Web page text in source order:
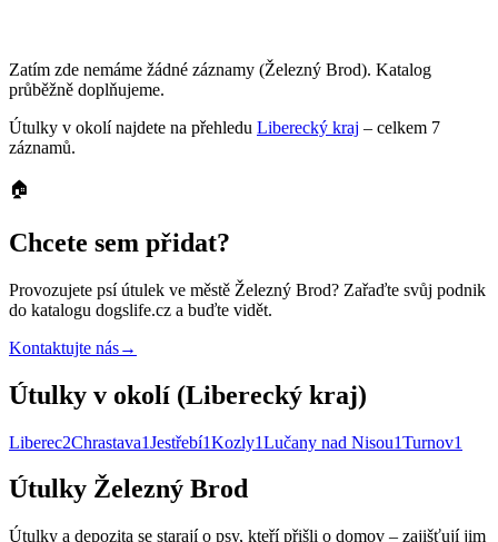
Zatím zde nemáme žádné záznamy (Železný Brod). Katalog
průběžně doplňujeme.
Útulky v okolí najdete na přehledu Liberecký kraj – celkem 7
záznamů.
🏠
Chcete sem přidat?
Provozujete psí útulek ve městě Železný Brod? Zařaďte svůj podnik
do katalogu dogslife.cz a buďte vidět.
Kontaktujte nás→
Útulky v okolí (Liberecký kraj)
Liberec2Chrastava1Jestřebí1Kozly1Lučany nad Nisou1Turnov1
Útulky Železný Brod
Útulky a depozita se starají o psy, kteří přišli o domov – zajišťují jim